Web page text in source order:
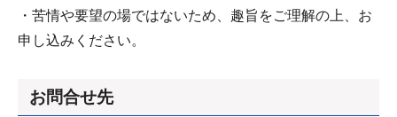
・苦情や要望の場ではないため、趣旨をご理解の上、お
申し込みください。
お問合せ先